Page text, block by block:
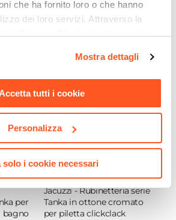
che ha fornito loro o che hanno
dei loro servizi. Attraverso la
informazioni si invita a leggere la
Mostra dettagli
tutti i cookie
Personalizza
solo i cookie necessari
per
bagno
CODICE:TANKA7
Miscelatore a canna alta
Jacuzzi - Rubinetteria serie
Tanka in ottone cromato
per piletta clickclack